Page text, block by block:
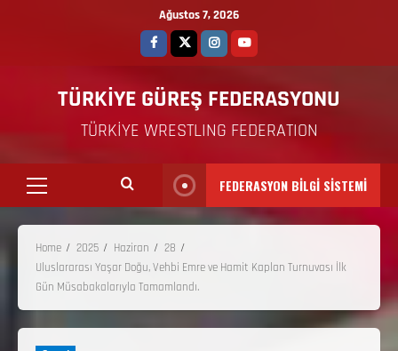
Ağustos 7, 2026
TÜRKİYE GÜREŞ FEDERASYONU
TÜRKİYE WRESTLING FEDERATION
FEDERASYON BİLGİ SİSTEMİ
Home 2025 Haziran
28
Uluslararası Yaşar Doğu, Vehbi Emre ve Hamit Kaplan Turnuvası İlk
Gün Müsabakalarıyla Tamamlandı.